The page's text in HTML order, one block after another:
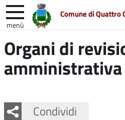
Comune di Quattro
menù
nel
sito
Entra in Comune
Unione Colline
Organi di
Condividi
Facebook
Twitter
Whatsapp